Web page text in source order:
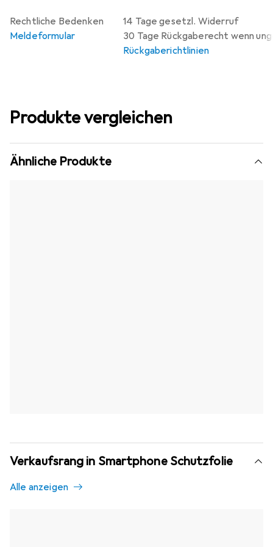
14 Tage gesetzl. Widerruf
30 Tage Rückgaberecht wenn
Rückgaberichtlinien
Rechtliche Bedenken
Meldeformular
Produkte vergleichen
Ähnliche Produkte
Verkaufsrang in Smartphone Schutzfolie
Alle anzeigen